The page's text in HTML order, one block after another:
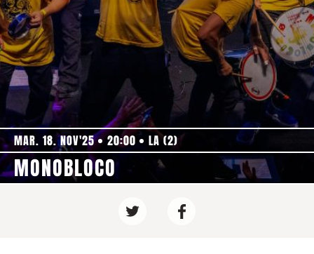
MAR. 18. NOV'25 20:00 LA (2)
MONOBLOCO